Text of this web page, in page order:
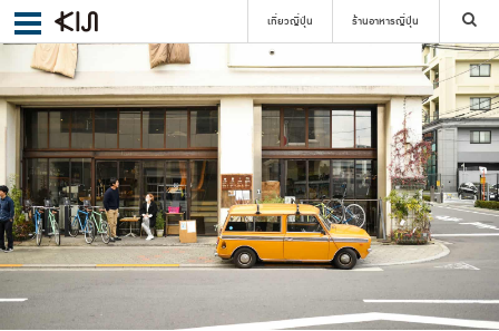
เที่ยวญี่ปุ่น ร้านอาหารญี่ปุ่น
ค้นหา
เลือกย่าน